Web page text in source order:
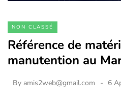
NON CLASSÉ
Référence de
manutention au
By amis2web@gmail.com 6